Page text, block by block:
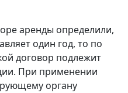
аренды определили,
один год, то по
договор подлежит
При применении
органу